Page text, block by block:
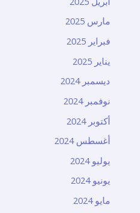
مارس 2025
فبراير 2025
يناير 2025
ديسمبر 2024
نوفمبر 2024
أكتوبر 2024
أغسطس 2024
يوليو 2024
يونيو 2024
مايو 2024